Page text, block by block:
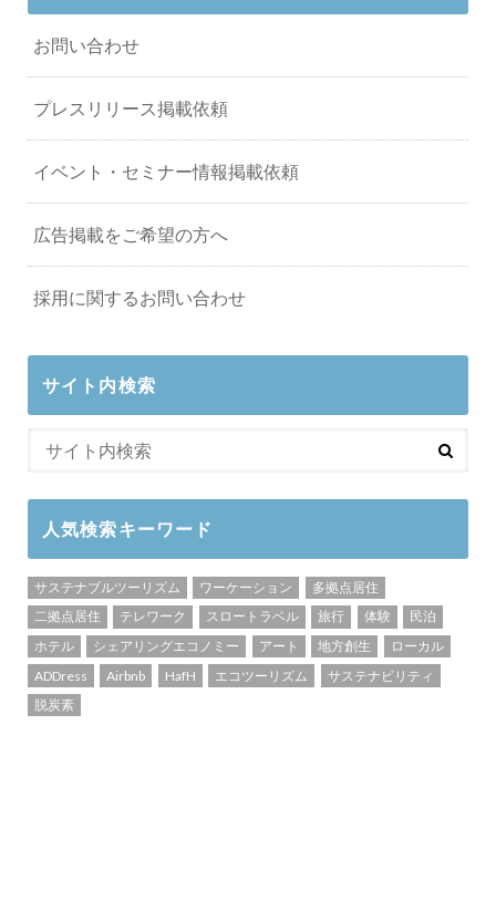
お問い合わせ
プレスリリース掲載依頼
イベント・セミナー情報掲載依頼
広告掲載をご希望の方へ
採用に関するお問い合わせ
サイト内検索
人気検索キーワード
サステナブルツーリズム ワーケーション
多拠点居住
二拠点居住
テレワーク スロートラベル 旅行 体験
民泊
ホテル
シェアリングエコノミー アート 地方創生
ローカル
ADDress
Airbnb HafH エコツーリズム
サステナビリティ
脱炭素